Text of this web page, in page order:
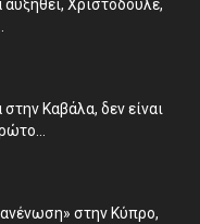
αυξηθεί, Χριστόδουλε,
Καβάλα, δεν είναι
στην Κύπρο,